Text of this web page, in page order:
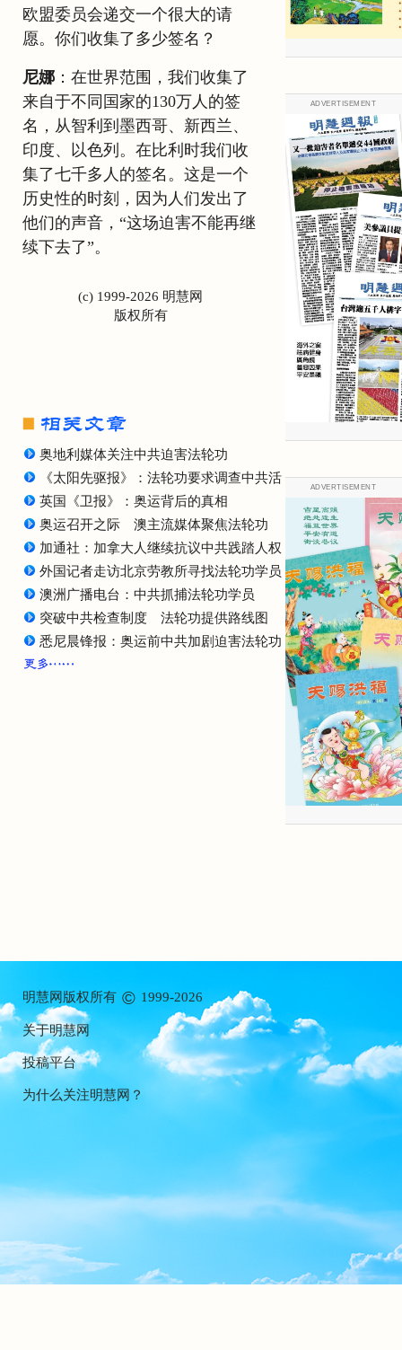
欧盟委员会递交一个很大的请
愿。你们收集了多少签名？
尼娜 ：在世界范围，我们收集了
来自于不同国家的130万人的签
名，从智利到墨西哥、新西兰、
印度、以色列。在比利时我们收
集了七千多人的签名。这是一个
历史性的时刻，因为人们发出了
他们的声音，“这场迫害不能再继
续下去了”。
(c) 1999-2026 明慧网
版权所有
奥地利媒体关注中共迫害法轮功
《太阳先驱报》：法轮功要求调查中共活摘器官罪行
英国《卫报》：奥运背后的真相
奥运召开之际 澳主流媒体聚焦法轮功
加通社：加拿大人继续抗议中共践踏人权
外国记者走访北京劳教所寻找法轮功学员（图）
澳洲广播电台：中共抓捕法轮功学员
突破中共检查制度 法轮功提供路线图
悉尼晨锋报：奥运前中共加剧迫害法轮功（图）
ADVERTISEMENT
ADVERTISEMENT
明慧网版权所有 © 1999-2026
关于明慧网
投稿平台
为什么关注明慧网？